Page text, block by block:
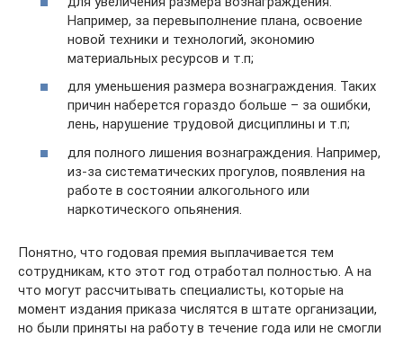
Например, за перевыполнение плана, освоение
новой техники и технологий, экономию
материальных ресурсов и т.п;
для уменьшения размера вознаграждения. Таких
причин наберется гораздо больше – за ошибки,
лень, нарушение трудовой дисциплины и т.п;
для полного лишения вознаграждения. Например,
из-за систематических прогулов, появления на
работе в состоянии алкогольного или
наркотического опьянения.
Понятно, что годовая премия выплачивается тем
сотрудникам, кто этот год отработал полностью. А на
что могут рассчитывать специалисты, которые на
момент издания приказа числятся в штате организации,
но были приняты на работу в течение года или не смогли